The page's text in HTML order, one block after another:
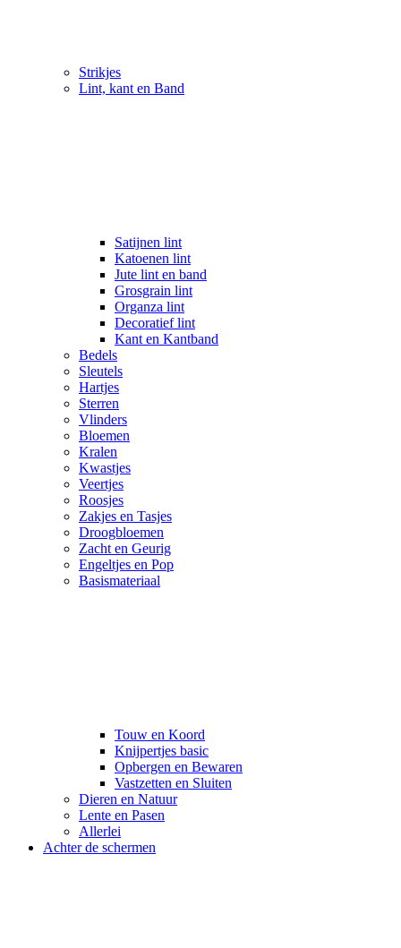
Strikjes
Lint, kant en Band
Satijnen lint
Katoenen lint
Jute lint en band
Grosgrain lint
Organza lint
Decoratief lint
Kant en Kantband
Bedels
Sleutels
Hartjes
Sterren
Vlinders
Bloemen
Kralen
Kwastjes
Veertjes
Roosjes
Zakjes en Tasjes
Droogbloemen
Zacht en Geurig
Engeltjes en Pop
Basismateriaal
Touw en Koord
Knijpertjes basic
Opbergen en Bewaren
Vastzetten en Sluiten
Dieren en Natuur
Lente en Pasen
Allerlei
Achter de schermen